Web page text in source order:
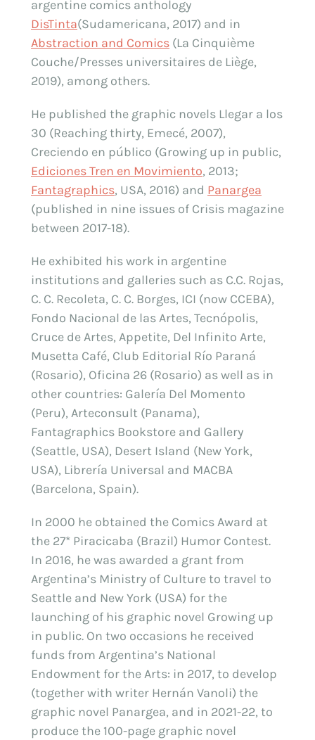
argentine comics anthology
DisTinta(Sudamericana, 2017) and in
Abstraction and Comics (La Cinquième
Couche/Presses universitaires de Liège,
2019), among others.
He published the graphic novels Llegar a los
30 (Reaching thirty, Emecé, 2007),
Creciendo en público (Growing up in public,
Ediciones Tren en Movimiento, 2013;
Fantagraphics, USA, 2016) and Panargea
(published in nine issues of Crisis magazine
between 2017-18).
He exhibited his work in argentine
institutions and galleries such as C.C. Rojas,
C. C. Recoleta, C. C. Borges, ICI (now CCEBA),
Fondo Nacional de las Artes, Tecnópolis,
Cruce de Artes, Appetite, Del Infinito Arte,
Musetta Café, Club Editorial Río Paraná
(Rosario), Oficina 26 (Rosario) as well as in
other countries: Galería Del Momento
(Peru), Arteconsult (Panama),
Fantagraphics Bookstore and Gallery
(Seattle, USA), Desert Island (New York,
USA), Librería Universal and MACBA
(Barcelona, Spain).
In 2000 he obtained the Comics Award at
the 27* Piracicaba (Brazil) Humor Contest.
In 2016, he was awarded a grant from
Argentina’s Ministry of Culture to travel to
Seattle and New York (USA) for the
launching of his graphic novel Growing up
in public. On two occasions he received
funds from Argentina’s National
Endowment for the Arts: in 2017, to develop
(together with writer Hernán Vanoli) the
graphic novel Panargea, and in 2021-22, to
produce the 100-page graphic novel